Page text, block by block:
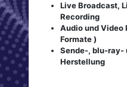
Live Broadcast,
Recording
Audio und Video
Formate )
Sende-, blu-ray-
Herstellung